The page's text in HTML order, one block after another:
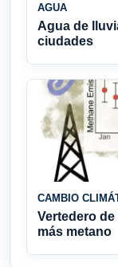
AGUA
Agua de
ciudades
CAMBIO
Vertedero
más metano